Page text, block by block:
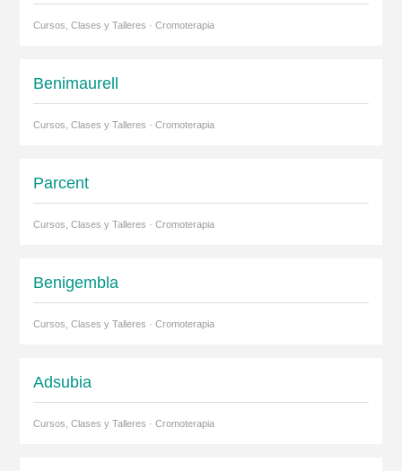
Cursos, Clases y Talleres · Cromoterapia
Benimaurell
Cursos, Clases y Talleres · Cromoterapia
Parcent
Cursos, Clases y Talleres · Cromoterapia
Benigembla
Cursos, Clases y Talleres · Cromoterapia
Adsubia
Cursos, Clases y Talleres · Cromoterapia